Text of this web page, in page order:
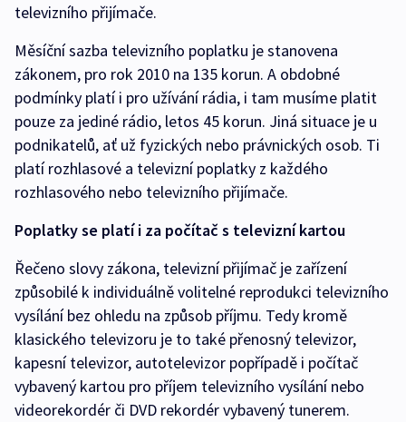
televizního přijímače.
Měsíční sazba televizního poplatku je stanovena
zákonem, pro rok 2010 na 135 korun. A obdobné
podmínky platí i pro užívání rádia, i tam musíme platit
pouze za jediné rádio, letos 45 korun. Jiná situace je u
podnikatelů, ať už fyzických nebo právnických osob. Ti
platí rozhlasové a televizní poplatky z každého
rozhlasového nebo televizního přijímače.
Poplatky se platí i za počítač s televizní kartou
Řečeno slovy zákona, televizní přijímač je zařízení
způsobilé k individuálně volitelné reprodukci televizního
vysílání bez ohledu na způsob příjmu. Tedy kromě
klasického televizoru je to také přenosný televizor,
kapesní televizor, autotelevizor popřípadě i počítač
vybavený kartou pro příjem televizního vysílání nebo
videorekordér či DVD rekordér vybavený tunerem.